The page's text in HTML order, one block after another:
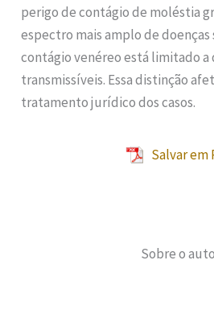
perigo de contágio de moléstia
espectro mais amplo de
contágio venéreo está limitado a
transmissíveis. Essa distinção
tratamento jurídico dos casos.
Salvar em
Sobre o